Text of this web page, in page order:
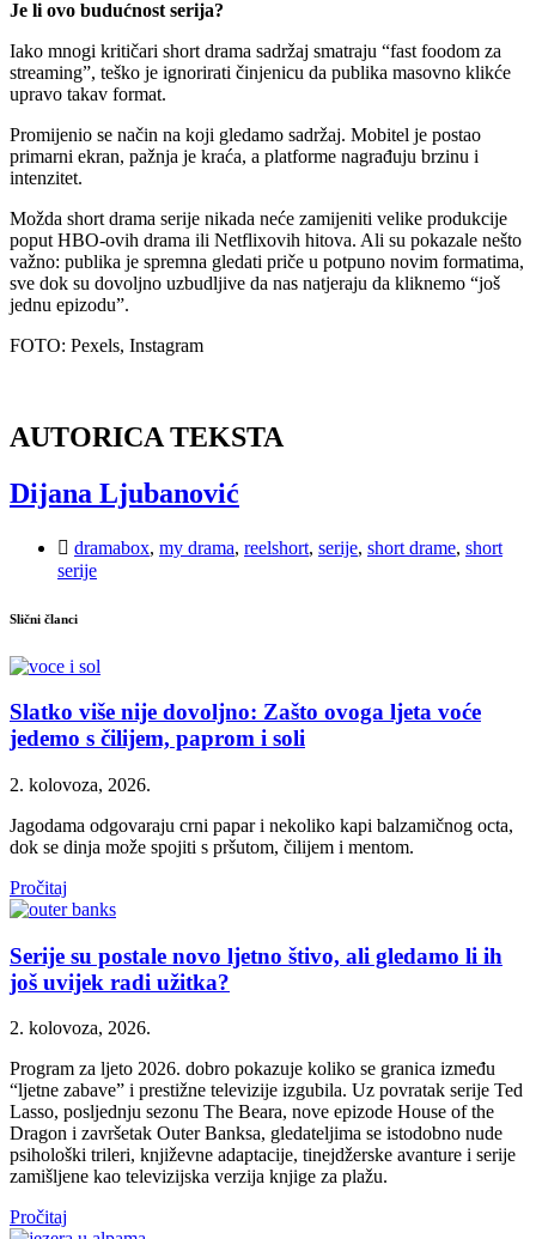
Je li ovo budućnost serija?
Iako mnogi kritičari short drama sadržaj smatraju “fast foodom za
streaming”, teško je ignorirati činjenicu da publika masovno klikće
upravo takav format.
Promijenio se način na koji gledamo sadržaj. Mobitel je postao
primarni ekran, pažnja je kraća, a platforme nagrađuju brzinu i
intenzitet.
Možda short drama serije nikada neće zamijeniti velike produkcije
poput HBO-ovih drama ili Netflixovih hitova. Ali su pokazale nešto
važno: publika je spremna gledati priče u potpuno novim formatima,
sve dok su dovoljno uzbudljive da nas natjeraju da kliknemo “još
jednu epizodu”.
FOTO: Pexels, Instagram
AUTORICA TEKSTA
Dijana Ljubanović
dramabox, my drama, reelshort, serije, short drame, short
serije
Slični članci
Slatko više nije dovoljno: Zašto ovoga ljeta voće
jedemo s čilijem, paprom i soli
2. kolovoza, 2026.
Jagodama odgovaraju crni papar i nekoliko kapi balzamičnog octa,
dok se dinja može spojiti s pršutom, čilijem i mentom.
Pročitaj
Serije su postale novo ljetno štivo, ali gledamo li ih
još uvijek radi užitka?
2. kolovoza, 2026.
Program za ljeto 2026. dobro pokazuje koliko se granica između
“ljetne zabave” i prestižne televizije izgubila. Uz povratak serije Ted
Lasso, posljednju sezonu The Beara, nove epizode House of the
Dragon i završetak Outer Banksa, gledateljima se istodobno nude
psihološki trileri, književne adaptacije, tinejdžerske avanture i serije
zamišljene kao televizijska verzija knjige za plažu.
Pročitaj